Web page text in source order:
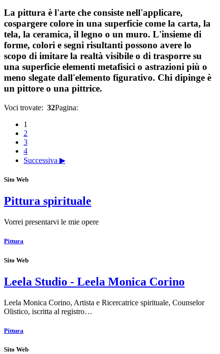
La pittura è l'arte che consiste nell'applicare,
cospargere colore in una superficie come la carta, la
tela, la ceramica, il legno o un muro. L'insieme di
forme, colori e segni risultanti possono avere lo
scopo di imitare la realtà visibile o di trasporre su
una superficie elementi metafisici o astrazioni più o
meno slegate dall'elemento figurativo. Chi dipinge è
un pittore o una pittrice.
Voci trovate: 32Pagina:
1
2
3
4
Successiva ▶
Sito Web
Pittura spirituale
Vorrei presentarvi le mie opere
Pittura
Sito Web
Leela Studio - Leela Monica Corino
Leela Monica Corino, Artista e Ricercatrice spirituale, Counselor
Olistico, iscritta al registro…
Pittura
Sito Web